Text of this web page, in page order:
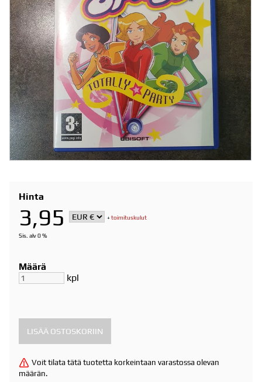
Hinta
3,95 +toimituskulut
Sis. alv 0 %
Määrä
kpl
Voit tilata tätä tuotetta korkeintaan varastossa olevan
määrän.